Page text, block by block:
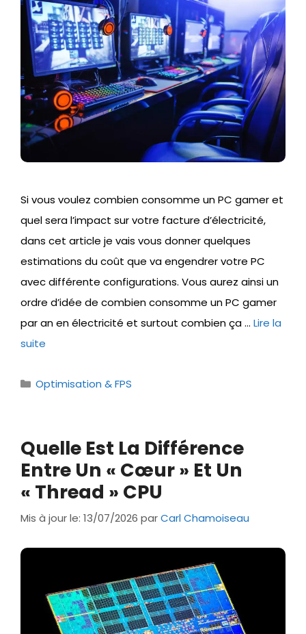
Si vous voulez combien consomme un PC gamer et
quel sera l’impact sur votre facture d’électricité,
dans cet article je vais vous donner quelques
estimations du coût que va engendrer votre PC
avec différente configurations. Vous aurez ainsi un
ordre d’idée de combien consomme un PC gamer
par an en électricité et surtout combien ça … Lire la
suite
Catégories
Optimisation & FPS
Quelle Est La Différence
Entre Un « Cœur » Et Un
« Thread » CPU
Mis à jour le: 13/07/2026 parCarl Chamoiseau